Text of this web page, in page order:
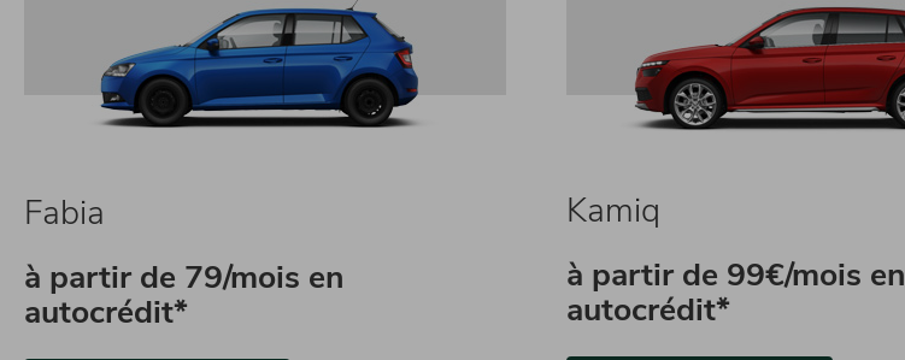
Fabia
à partir de 79/mois en
autocrédit*
Kamiq
à partir de 99€/mois en
autocrédit*